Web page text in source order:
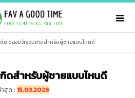
ดีย ของขวัญวันเกิดสำหรับผู้ชายแบบไหนดี
ดสำหรับผู้ชายแบบไหนดี
าสุด :15.03.2026